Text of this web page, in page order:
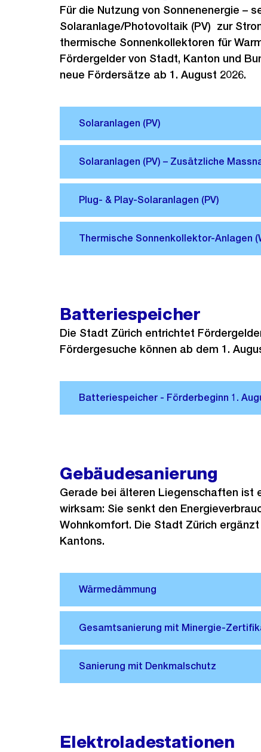
Für die Nutzung von Sonnenenergie –
Solaranlage/Photovoltaik (PV) zur
thermische Sonnenkollektoren für
Fördergelder von Stadt, Kanton und
neue Fördersätze ab 1. August 2026.
Batteriespeicher
Die Stadt Zürich entrichtet
Fördergesuche können ab dem 1.
Gebäudesanierung
Gerade bei älteren Liegenschaften ist
wirksam: Sie senkt den
Wohnkomfort. Die Stadt Zürich
Kantons.
Elektroladestationen